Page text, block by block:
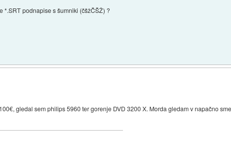
*.SRT podnapise s šumniki (čšžČŠŽ) ?
gledal sem philips 5960 ter gorenje DVD 3200 X. Morda gledam v napačno